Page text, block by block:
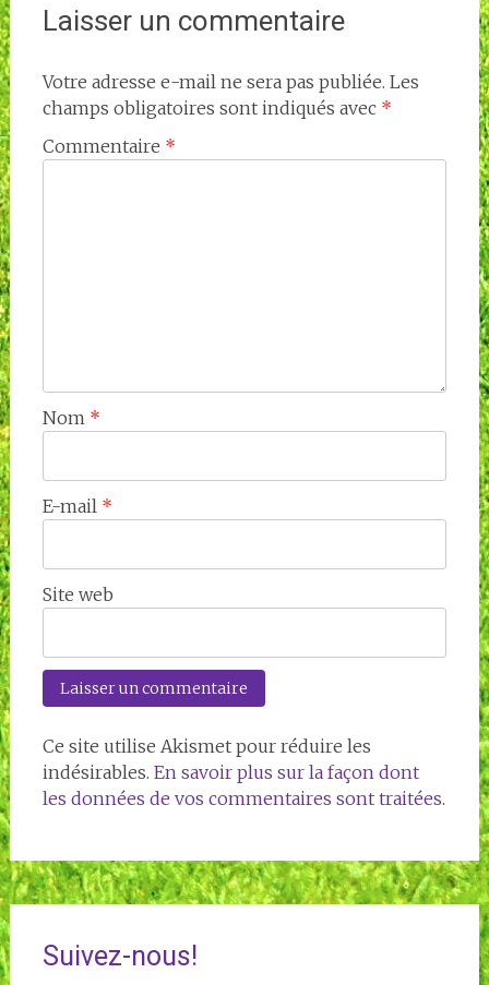
l'article
Laisser un commentaire
Votre adresse e-mail ne sera pas publiée. Les
champs obligatoires sont indiqués avec *
Commentaire *
Nom *
E-mail *
Site web
Ce site utilise Akismet pour réduire les
indésirables. En savoir plus sur la façon dont
les données de vos commentaires sont traitées.
Suivez-nous!